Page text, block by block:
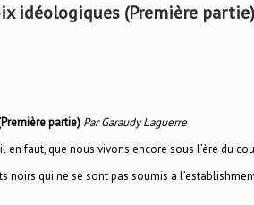
idéologiques (Première
partie) Par Garaudy Laguerre
en faut, que nous vivons encore sous l’ère du
noirs qui ne se sont pas soumis à